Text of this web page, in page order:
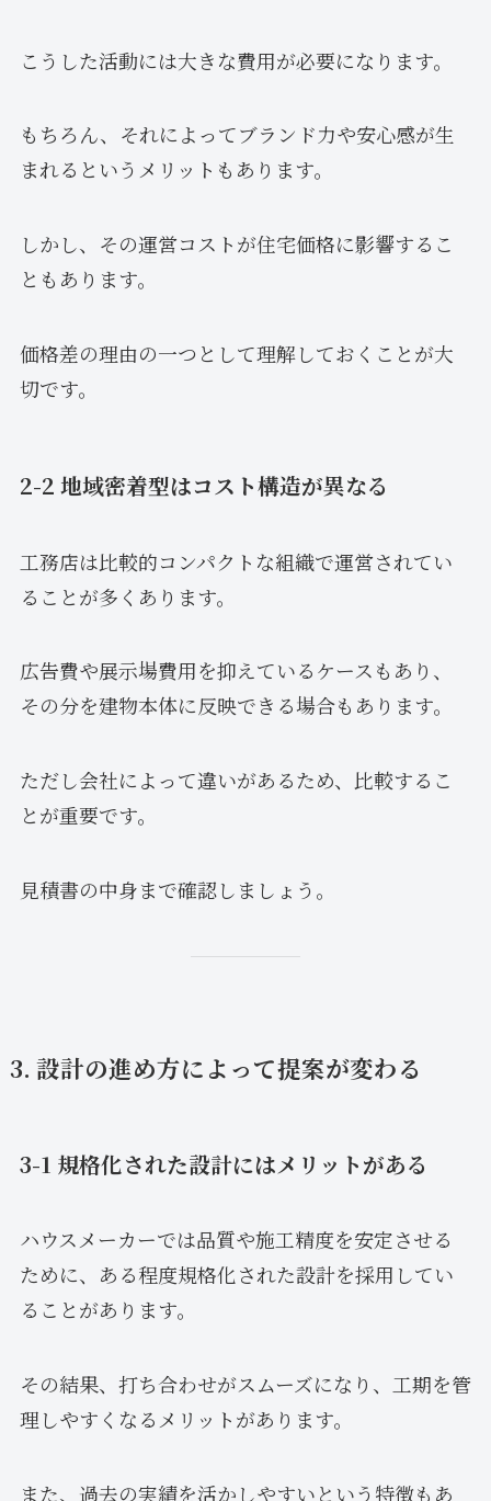
こうした活動には大きな費用が必要になります。
もちろん、それによってブランド力や安心感が生
まれるというメリットもあります。
しかし、その運営コストが住宅価格に影響するこ
ともあります。
価格差の理由の一つとして理解しておくことが大
切です。
2-2 地域密着型はコスト構造が異なる
工務店は比較的コンパクトな組織で運営されてい
ることが多くあります。
広告費や展示場費用を抑えているケースもあり、
その分を建物本体に反映できる場合もあります。
ただし会社によって違いがあるため、比較するこ
とが重要です。
見積書の中身まで確認しましょう。
3. 設計の進め方によって提案が変わる
3-1 規格化された設計にはメリットがある
ハウスメーカーでは品質や施工精度を安定させる
ために、ある程度規格化された設計を採用してい
ることがあります。
その結果、打ち合わせがスムーズになり、工期を管
理しやすくなるメリットがあります。
また、過去の実績を活かしやすいという特徴もあ